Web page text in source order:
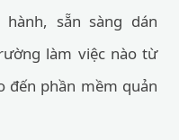
hành, sẵn sàng dán
làm việc nào từ
đến phần mềm quản